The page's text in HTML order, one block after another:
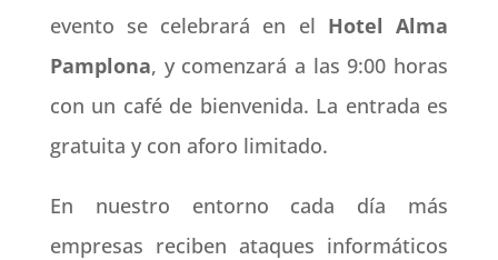
evento se celebrará en el Hotel Alma
Pamplona, y comenzará a las 9:00 horas
con un café de bienvenida. La entrada es
gratuita y con aforo limitado.
En nuestro entorno cada día más
empresas reciben ataques informáticos